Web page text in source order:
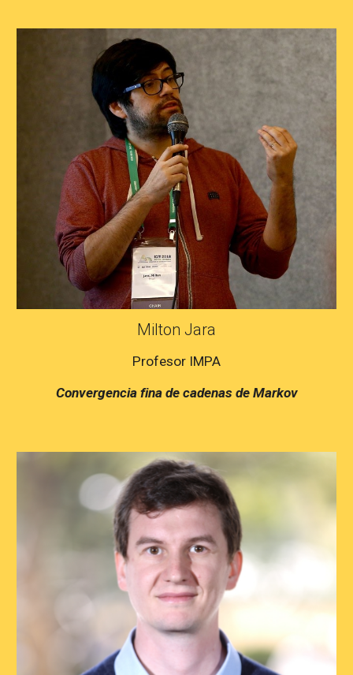
Milton Jara
Profesor IMPA
Convergencia fina de cadenas de Markov